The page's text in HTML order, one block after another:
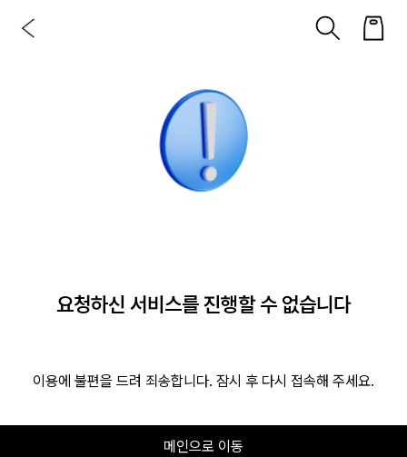
요청하신 서비스를 진행할 수 없습니다
이용에 불편을 드려 죄송합니다. 잠시 후 다시 접속해 주세요.
메인으로 이동